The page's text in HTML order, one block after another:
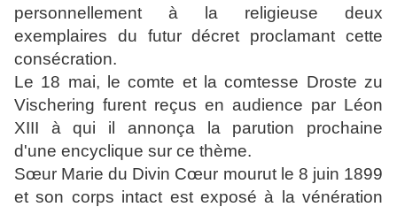
personnellement à la religieuse deux
exemplaires du futur décret proclamant cette
consécration.
Le 18 mai, le comte et la comtesse Droste zu
Vischering furent reçus en audience par Léon
XIII à qui il annonça la parution prochaine
d'une encyclique sur ce thème.
Sœur Marie du Divin Cœur mourut le 8 juin 1899
et son corps intact est exposé à la vénération